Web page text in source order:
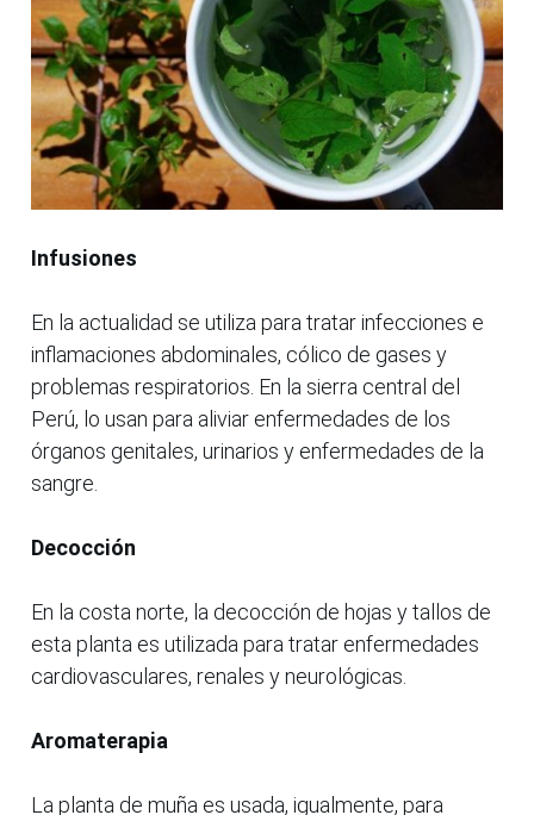
Infusiones
En la actualidad se utiliza para tratar infecciones e
inflamaciones abdominales, cólico de gases y
problemas respiratorios. En la sierra central del
Perú, lo usan para aliviar enfermedades de los
órganos genitales, urinarios y enfermedades de la
sangre.
Decocción
En la costa norte, la decocción de hojas y tallos de
esta planta es utilizada para tratar enfermedades
cardiovasculares, renales y neurológicas.
Aromaterapia
La planta de muña es usada, igualmente, para